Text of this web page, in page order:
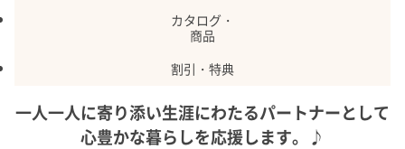
カタログ・
商品
割引・特典
一人一人に寄り添い生涯にわたるパートナーとして
心豊かな暮らしを応援します。♪